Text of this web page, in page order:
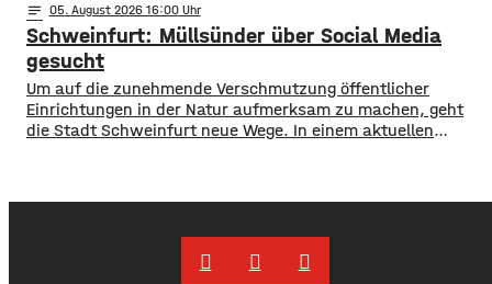
finanziell unterstützen. ​Über 31.000 Euro fließen in
diesem Jahr an den entsprechenden Förderverein des
Krankenhauses. Denn: Allein im letzten Jahr haben sich
120 Menschen aus Marktheidenfeld
notes 05. August 2026 16:00
Schweinfurt: Müllsünder über Social Media
gesucht
Um auf die zunehmende Verschmutzung öffentlicher
Einrichtungen in der Natur aufmerksam zu machen, geht
die Stadt Schweinfurt neue Wege. In einem aktuellen
hingewiesen, dass Bußgelder bis …